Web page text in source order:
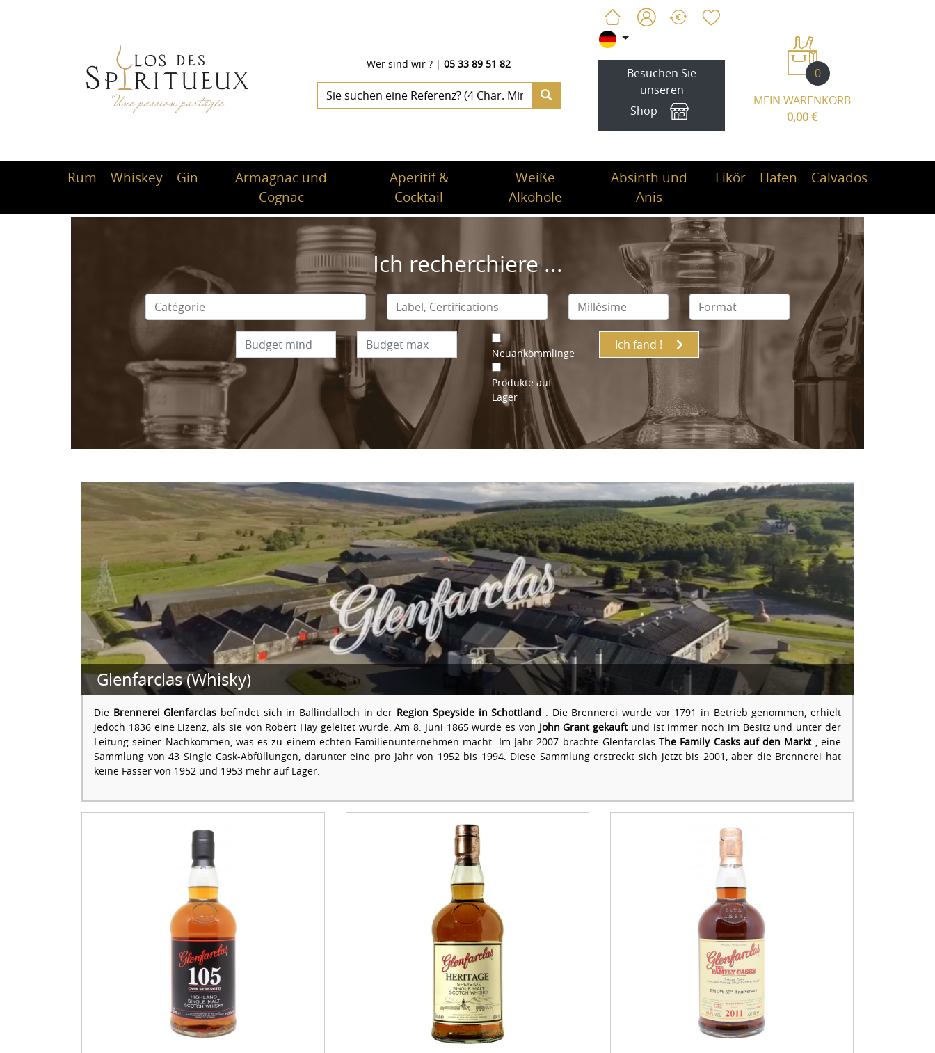
Besuchen Sie
unseren
Shop
0
MEIN WARENKORB
0,00 €
Wer sind wir ? |05 33 89 51 82
Rum Whiskey Gin
Armagnac und
Cognac
Aperitif &
Cocktail
Weiße
Alkohole
Absinth und
Anis
Likör Hafen Calvados
Ich recherchiere ...
Neuankömmlinge
Produkte auf
Lager
Ich fand !
Glenfarclas (Whisky)
Die Brennerei Glenfarclas befindet sich in Ballindalloch in der Region Speyside in Schottland . Die Brennerei wurde vor 1791 in Betrieb genommen, erhielt
jedoch 1836 eine Lizenz, als sie von Robert Hay geleitet wurde. Am 8. Juni 1865 wurde es von John Grant gekauftund ist immer noch im Besitz und unter der
Leitung seiner Nachkommen, was es zu einem echten Familienunternehmen macht. Im Jahr 2007 brachte GlenfarclasThe Family Casks auf den Markt, eine
Sammlung von 43 Single Cask-Abfüllungen, darunter eine pro Jahr von 1952 bis 1994. Diese Sammlung erstreckt sich jetzt bis 2001, aber die Brennerei hat
keine Fässer von 1952 und 1953 mehr auf Lager.